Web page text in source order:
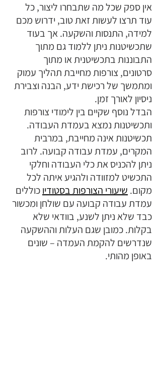
אין ספק שכל מה שתבחרו ליצור, כל
עוד תרצו לעשות זאת טוב, ידרוש מכם
למידה, התנסות והשקעה. אך בעוד
שתכשיטנות ניתן ללמוד גם מתוך
התבוננות בתכשיטנית או מתוך
סרטונים, צורפות מחייבת תהליך עמוק
ומתמשך של רכישת ידע, הבנה וצבירת
ניסיון לאורך זמן.
הבדל נוסף שקיים בין לימודי צורפות
ותכשיטנות נמצא בעמדת העבודה.
תכשיטנות אינה מחייבת, במרבית
המקרים, עמדת עבודה קבועה. לרוב
ניתן להכניס את כלי העבודה וחלקי
התכשיט למזוודה ולהגיע איתה לכל
מקום. שיעורי הצורפות בסטודיו כוללים
עמדת עבודה קבועה עם שולחן ומכשור
כבד שלא ניתן לשנע, בוודאי שלא
בקלות. כמובן שגם העלות וההשקעה
שנדרשים להקמת העמדה – שונים
באופן מהותי.